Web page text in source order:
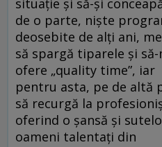
situație și să-și
de o parte, niște
deosebite de alți ani,
să spargă tiparele și să-
ofere „quality time”, iar
pentru asta, pe de altă
să recurgă la
oferind o șansă și
oameni talentați din